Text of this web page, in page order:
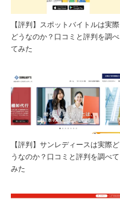
【評判】スポットバイトルは実際
どうなのか？口コミと評判を調べ
てみた
【評判】サンレディースは実際ど
うなのか？口コミと評判を調べて
みた